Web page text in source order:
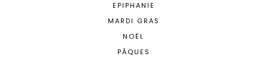
EPIPHANIE
MARDI GRAS
NOËL
PÂQUES